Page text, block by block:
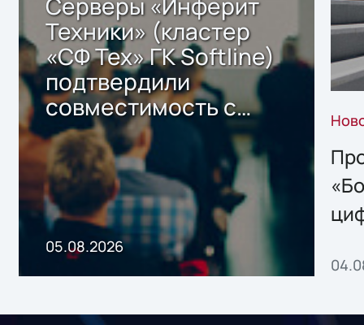
Техники» (кластер
«СФ Тех» ГК Softline)
подтвердили
совместимость с
решением Sharx
Storage 2.x для
хранения данных
05.08.2026